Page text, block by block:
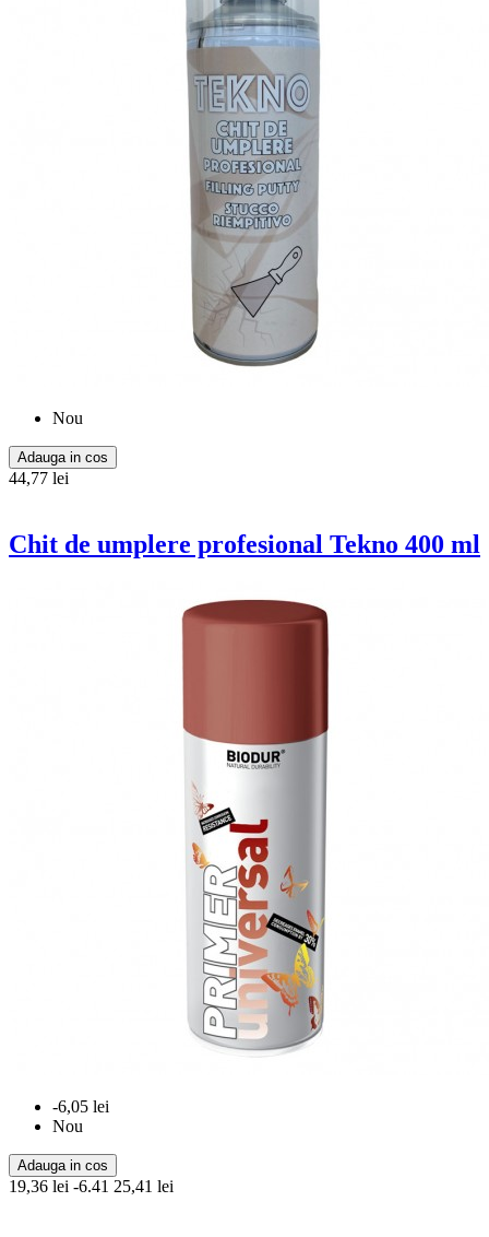
Nou
Adauga in cos
44,77 lei
Chit de umplere profesional Tekno 400 ml
-6,05 lei
Nou
Adauga in cos
19,36 lei -6.41 25,41 lei